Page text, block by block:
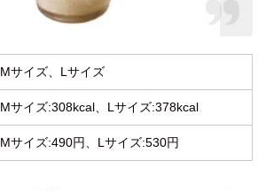
Mサイズ、Lサイズ
Mサイズ:308kcal、Lサイズ:378kcal
Mサイズ:490円、Lサイズ:530円